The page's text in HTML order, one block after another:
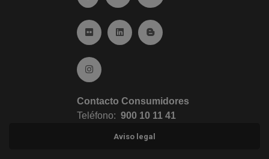
Ir a Flickr (abre en ventana nueva)
Ir a Linkedin (abre en ventana nueva)
Ir al Blog (abre en ventana
Ir a Instagram (abre en ventana nueva)
Contacto Consumidores
Teléfono: 900 10 11 41
Aviso legal